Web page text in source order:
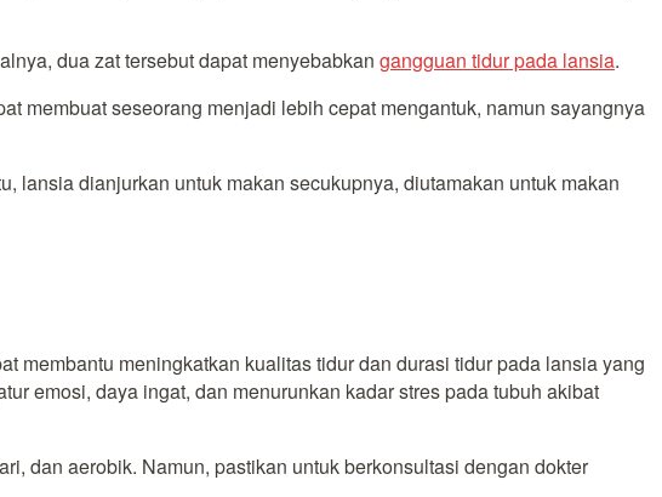
dua zat tersebut dapat menyebabkan gangguan tidur pada lansia.
membuat seseorang menjadi lebih cepat mengantuk, namun sayangnya
lansia dianjurkan untuk makan secukupnya, diutamakan untuk makan
membantu meningkatkan kualitas tidur dan durasi tidur pada lansia yang
emosi, daya ingat, dan menurunkan kadar stres pada tubuh akibat
dan aerobik. Namun, pastikan untuk berkonsultasi dengan dokter